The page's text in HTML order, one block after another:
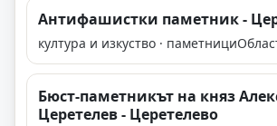
Антифашистки паметник -
култура и изкуство · паметници
Бюст-паметникът на княз
Церетелев - Церетелево